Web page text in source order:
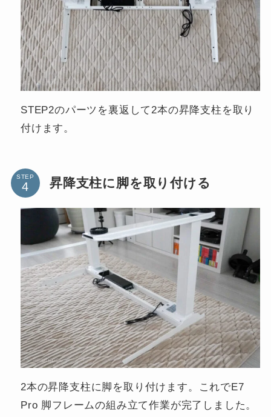
STEP2のパーツを裏返して2本の昇降支柱を取り
付けます。
STEP 昇降支柱に脚を取り付ける
2本の昇降支柱に脚を取り付けます。これでE7
Pro 脚フレームの組み立て作業が完了しました。